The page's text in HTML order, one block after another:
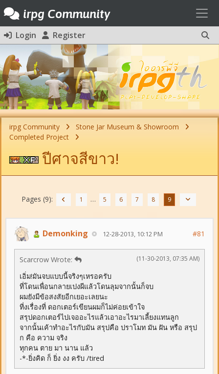
irpg Community
Login Register
irpg Community
Stone Jar Museum & Showroom
Completed Project
ปีศาจสีขาว!
Pages (9): 1 … 5 6 7 8 9
Demonking 12-28-2013, 10:12 PM #81
(11-30-2013, 07:35 AM)
Scarcrow Wrote:
เอิ่ม!มันจบแบบนี้จริงๆเหรอครับ
ที่โดนเพื่อนกลายเปงผีแล้วโดนลุมจากนั้นก็จบ
ผมยังมีข้อสงสัยอีกเยอะเลยนะ
ที่งเรื่องที่ ดอกเตอร์เขียนผมก็ไม่ค่อยเข้าใจ
สรุปดอกเตอร์ไปเจออะไรแล้วเอาอะไรมาเลี้ยงแทนลูก
จากนั้นเค้าทำอะไรกับมัน สรุปคือ ปราโมท มัน ฝัน หรือ สรุป
ก คือ ความ จริง
ทุกคน ตาย มา นาน แล้ว
-*-ยิ่งคิด ก็ ยิ่ง งง ครับ /tired